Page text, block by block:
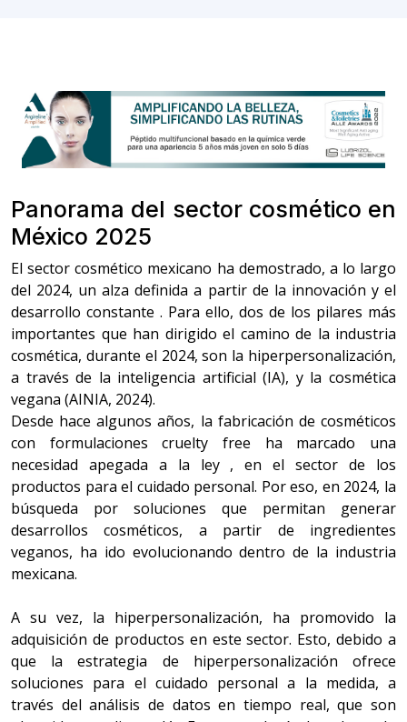
Panorama del sector cosmético en
México 2025
El sector cosmético mexicano ha demostrado, a lo largo
del 2024, un alza definida a partir de la innovación y el
desarrollo constante . Para ello, dos de los pilares más
importantes que han dirigido el camino de la industria
cosmética, durante el 2024, son la hiperpersonalización,
a través de la inteligencia artificial (IA), y la cosmética
vegana (AINIA, 2024).
Desde hace algunos años, la fabricación de cosméticos
con formulaciones cruelty free ha marcado una
necesidad apegada a la ley , en el sector de los
productos para el cuidado personal. Por eso, en 2024, la
búsqueda por soluciones que permitan generar
desarrollos cosméticos, a partir de ingredientes
veganos, ha ido evolucionando dentro de la industria
mexicana.
A su vez, la hiperpersonalización, ha promovido la
adquisición de productos en este sector. Esto, debido a
que la estrategia de hiperpersonalización ofrece
soluciones para el cuidado personal a la medida, a
través del análisis de datos en tiempo real, que son